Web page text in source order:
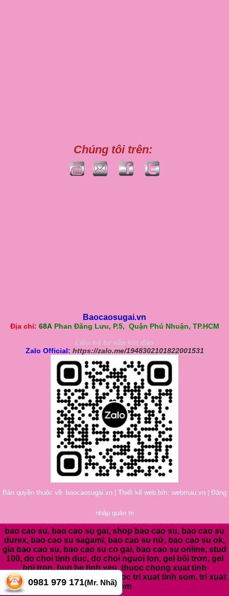
Chúng tôi trên:
Baocaosugai.vn
Địa chỉ: 68APhan Đăng Lưu, P.5, Quận Phú Nhuận, TP.HCM
Liên hệ tư vấn kín đáo
Zalo Official: https://zalo.me/1948302101822001531
Bản quyền thuộc về: baocaosugai.vn | Thiết kế web bởi: webmau.vn Đăng
nhập quản trị
bao cao su, bao cao su gai, shop bao cao su, bao cao su
durex, bao cao su sagami, bao cao su nữ, bao cao su ok,
gia bao cao su, bao cao su co gai, bao cao su online, stud
100, do choi tinh duc, do choi nguoi lon, gel bôi trơn, gel
boi tron, bup be tinh yeu, thuoc chong xuat tinh
som, chong xuat tinh som, thuoc tri xuat tinh som, tri xuat
tinh som
0981 979 171(Mr. Nhã)